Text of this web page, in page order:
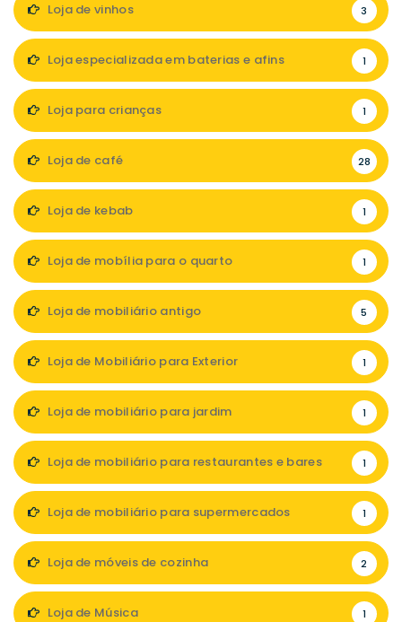
Loja de vinhos 3
Loja especializada em baterias e afins 1
Loja para crianças 1
Loja de café 28
Loja de kebab 1
Loja de mobília para o quarto 1
Loja de mobiliário antigo 5
Loja de Mobiliário para Exterior 1
Loja de mobiliário para jardim 1
Loja de mobiliário para restaurantes e bares 1
Loja de mobiliário para supermercados 1
Loja de móveis de cozinha 2
Loja de Música 1